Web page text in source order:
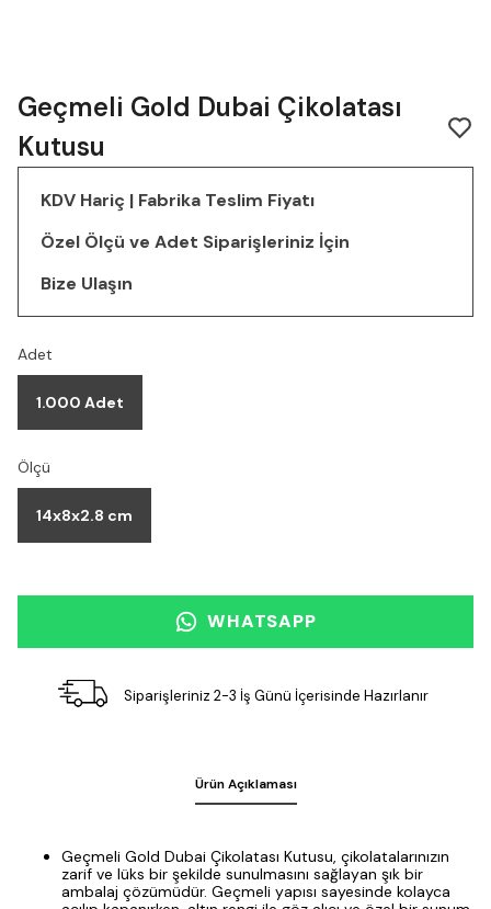
Geçmeli Gold Dubai Çikolatası
Kutusu
KDV Hariç | Fabrika Teslim Fiyatı
Özel Ölçü ve Adet Siparişleriniz İçin
Bize Ulaşın
Adet
1.000 Adet
Ölçü
14x8x2.8 cm
WHATSAPP
Siparişleriniz 2-3 İş Günü İçerisinde Hazırlanır
Ürün Açıklaması
Geçmeli Gold Dubai Çikolatası Kutusu, çikolatalarınızın
zarif ve lüks bir şekilde sunulmasını sağlayan şık bir
ambalaj çözümüdür. Geçmeli yapısı sayesinde kolayca